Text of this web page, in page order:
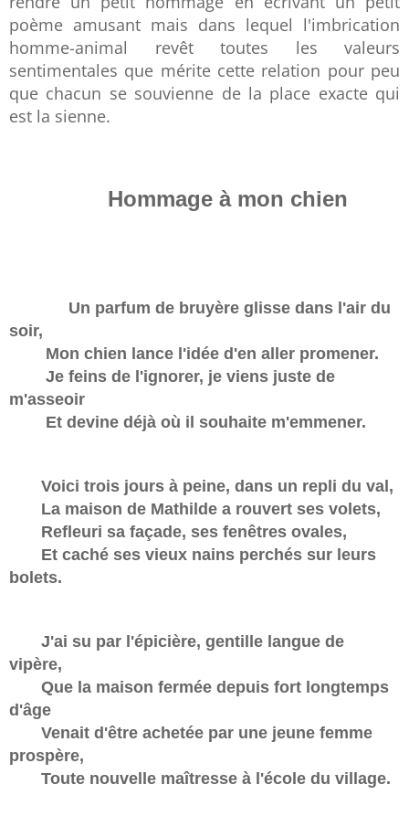
poème amusant mais dans lequel l'imbrication
homme-animal revêt toutes les valeurs
sentimentales que mérite cette relation pour peu
que chacun se souvienne de la place exacte qui
est la sienne.
Hommage à mon chien
Un parfum de bruyère glisse dans l'air du
soir,
Mon chien lance l'idée d'en aller promener.
Je feins de l'ignorer, je viens juste de
m'asseoir
Et devine déjà où il souhaite m'emmener.
Voici trois jours à peine, dans un repli du val,
La maison de Mathilde a rouvert ses volets,
Refleuri sa façade, ses fenêtres ovales,
Et caché ses vieux nains perchés sur leurs
bolets.
J'ai su par l'épicière, gentille langue de
vipère,
Que la maison fermée depuis fort longtemps
d'âge
Venait d'être achetée par une jeune femme
prospère,
Toute nouvelle maîtresse à l'école du village.